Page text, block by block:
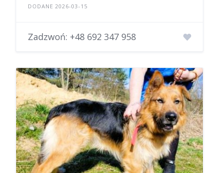
DODANE 2026-03-15
Zadzwoń: +48 692 347 958